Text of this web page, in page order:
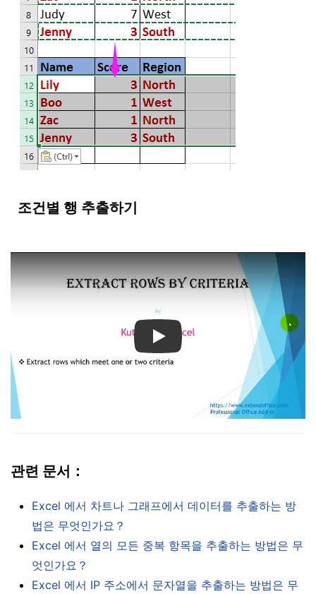
조건별 행 추출하기
Play
관련 문서：
Excel 에서 차트나 그래프에서 데이터를 추출하는 방
법은 무엇인가요？
Excel 에서 열의 모든 중복 항목을 추출하는 방법은 무
엇인가요？
Excel 에서 IP 주소에서 문자열을 추출하는 방법은 무